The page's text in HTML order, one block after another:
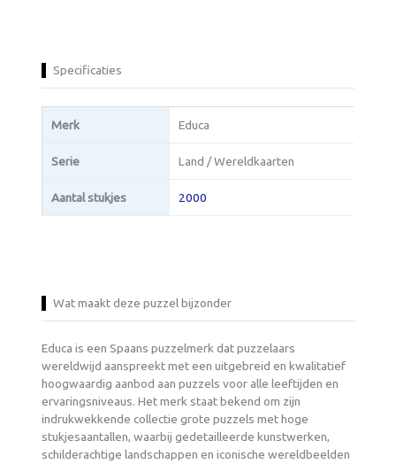
Specificaties
Merk Educa
Serie Land / Wereldkaarten
Aantal stukjes 2000
Wat maakt deze puzzel bijzonder
Educa is een Spaans puzzelmerk dat puzzelaars
wereldwijd aanspreekt met een uitgebreid en kwalitatief
hoogwaardig aanbod aan puzzels voor alle leeftijden en
ervaringsniveaus. Het merk staat bekend om zijn
indrukwekkende collectie grote puzzels met hoge
stukjesaantallen, waarbij gedetailleerde kunstwerken,
schilderachtige landschappen en iconische wereldbeelden